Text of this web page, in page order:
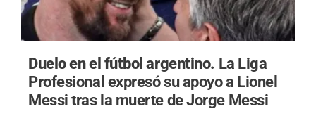
Duelo en el fútbol argentino. La Liga
Profesional expresó su apoyo a Lionel
Messi tras la muerte de Jorge Messi